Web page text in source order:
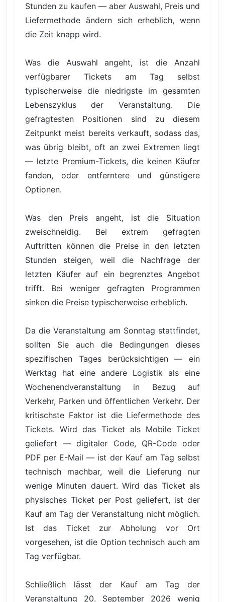
Stunden zu kaufen — aber Auswahl, Preis und
Liefermethode ändern sich erheblich, wenn
die Zeit knapp wird.
Was die Auswahl angeht, ist die Anzahl
verfügbarer Tickets am Tag selbst
typischerweise die niedrigste im gesamten
Lebenszyklus der Veranstaltung. Die
gefragtesten Positionen sind zu diesem
Zeitpunkt meist bereits verkauft, sodass das,
was übrig bleibt, oft an zwei Extremen liegt
— letzte Premium-Tickets, die keinen Käufer
fanden, oder entferntere und günstigere
Optionen.
Was den Preis angeht, ist die Situation
zweischneidig. Bei extrem gefragten
Auftritten können die Preise in den letzten
Stunden steigen, weil die Nachfrage der
letzten Käufer auf ein begrenztes Angebot
trifft. Bei weniger gefragten Programmen
sinken die Preise typischerweise erheblich.
Da die Veranstaltung am Sonntag stattfindet,
sollten Sie auch die Bedingungen dieses
spezifischen Tages berücksichtigen — ein
Werktag hat eine andere Logistik als eine
Wochenendveranstaltung in Bezug auf
Verkehr, Parken und öffentlichen Verkehr. Der
kritischste Faktor ist die Liefermethode des
Tickets. Wird das Ticket als Mobile Ticket
geliefert — digitaler Code, QR-Code oder
PDF per E-Mail — ist der Kauf am Tag selbst
technisch machbar, weil die Lieferung nur
wenige Minuten dauert. Wird das Ticket als
physisches Ticket per Post geliefert, ist der
Kauf am Tag der Veranstaltung nicht möglich.
Ist das Ticket zur Abholung vor Ort
vorgesehen, ist die Option technisch auch am
Tag verfügbar.
Schließlich lässt der Kauf am Tag der
Veranstaltung 20. September 2026 wenig